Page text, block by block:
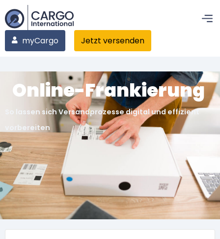
myCargo Jetzt versenden
Online-Frankierung
So lassen sich Versandprozesse digital und effizient
vorbereiten